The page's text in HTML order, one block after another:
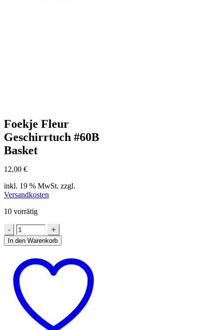
Foekje Fleur
Geschirrtuch #60B
Basket
12,00 €
inkl. 19 % MwSt. zzgl.
Versandkosten
10 vorrätig
In den Warenkorb